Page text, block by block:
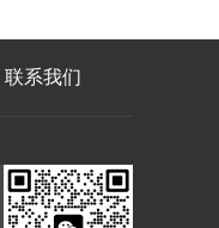
联系我们